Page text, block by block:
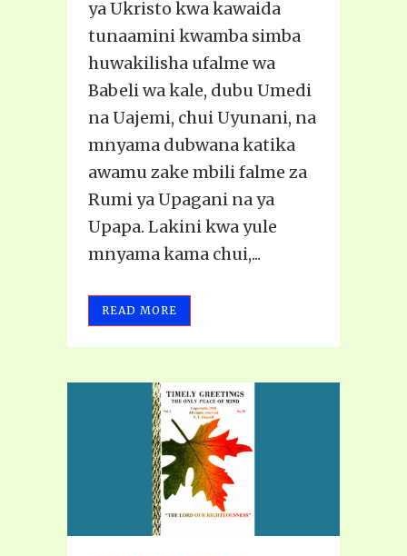
ya Ukristo kwa kawaida
tunaamini kwamba simba
huwakilisha ufalme wa
Babeli wa kale, dubu Umedi
na Uajemi, chui Uyunani, na
mnyama dubwana katika
awamu zake mbili falme za
Rumi ya Upagani na ya
Upapa. Lakini kwa yule
mnyama kama chui,...
READ MORE